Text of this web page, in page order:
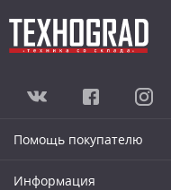
Помощь покупателю
Информация